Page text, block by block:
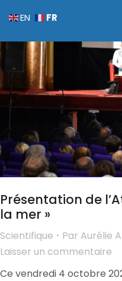
Présentation de
la mer »
Scientifique Par Aurélie
Laisser un commentaire
Ce vendredi 4 octobre
EN FR